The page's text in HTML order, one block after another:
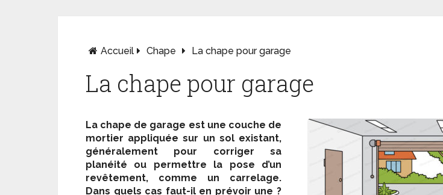
Accueil Chape La chape pour garage
La chape pour garage
La chape de garage est une couche de
mortier appliquée sur un sol existant,
généralement pour corriger sa
planéité ou permettre la pose d’un
revêtement, comme un carrelage.
Dans quels cas faut-il en prévoir une ?